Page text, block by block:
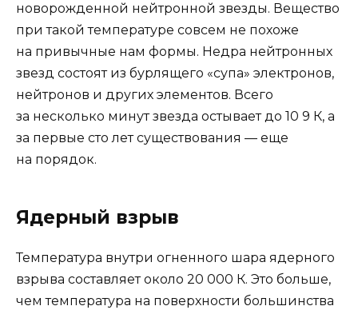
новорожденной нейтронной звезды. Вещество
при такой температуре совсем не похоже
на привычные нам формы. Недра нейтронных
звезд состоят из бурлящего «супа» электронов,
нейтронов и других элементов. Всего
за несколько минут звезда остывает до 10 9 К, а
за первые сто лет существования — еще
на порядок.
Ядерный взрыв
Температура внутри огненного шара ядерного
взрыва составляет около 20 000 К. Это больше,
чем температура на поверхности большинства